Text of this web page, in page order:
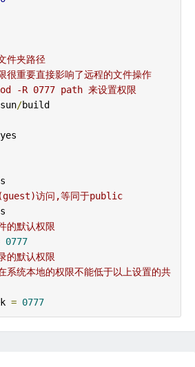
件夹路径
很重要直接影响了远程的文件操作
-R 0777 path 来设置权限
sun/build
访问,等同于public
的默认权限
0777
的默认权限
系统本地的权限不能低于以上设置的共
= 0777